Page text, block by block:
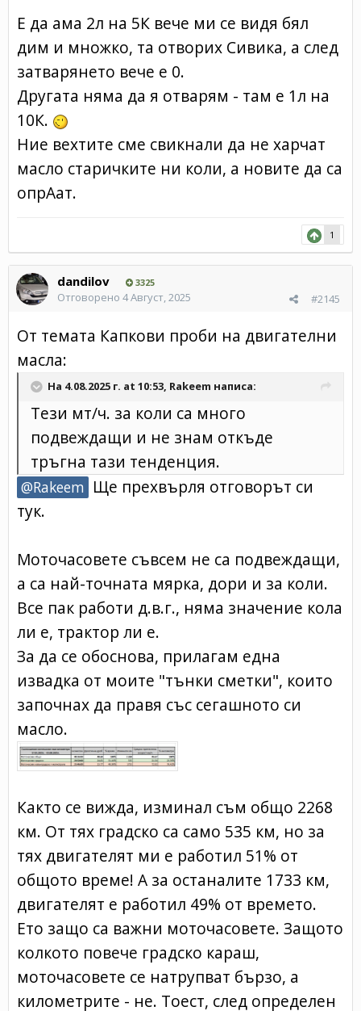
Е да ама 2л на 5К вече ми се видя бял
дим и множко, та отворих Сивика, а след
затварянето вече е 0.
Другата няма да я отварям - там е 1л на
10К.
Ние вехтите сме свикнали да не харчат
масло старичките ни коли, а новите да са
опрАат.
1
dandilov 3325
#2145
Отговорено 4 Август, 2025
От темата Капкови проби на двигателни
масла:
На 4.08.2025 г. at 10:53, Rakeem написа:
Тези мт/ч. за коли са много
подвеждащи и не знам откъде
тръгна тази тенденция.
@Rakeem Ще прехвърля отговорът си
тук.
Моточасовете съвсем не са подвеждащи,
а са най-точната мярка, дори и за коли.
Все пак работи д.в.г., няма значение кола
ли е, трактор ли е.
За да се обоснова, прилагам една
извадка от моите "тънки сметки", които
започнах да правя със сегашното си
масло.
Както се вижда, изминал съм общо 2268
км. От тях градско са само 535 км, но за
тях двигателят ми е работил 51% от
общото време! А за останалите 1733 км,
двигателят е работил 49% от времето.
Ето защо са важни моточасовете. Защото
колкото повече градско караш,
моточасовете се натрупват бързо, а
километрите - не. Тоест, след определен